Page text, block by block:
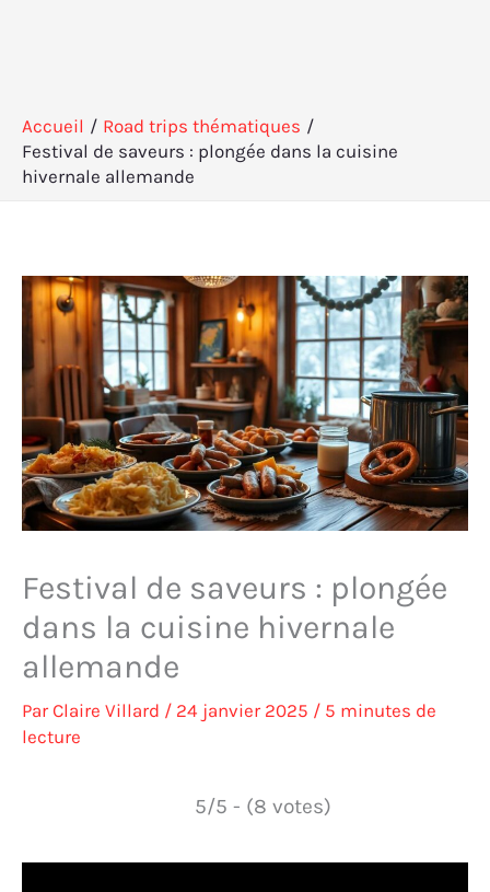
Accueil
Road trips thématiques
Festival de saveurs : plongée dans la cuisine
hivernale allemande
Festival de saveurs : plongée
dans la cuisine hivernale
allemande
ParClaire Villard / 24 janvier 2025 / 5 minutes de
lecture
5/5 - (8 votes)